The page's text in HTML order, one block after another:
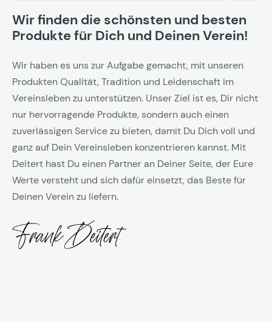
Wir finden die schönsten und besten
Produkte für Dich und Deinen Verein!
Wir haben es uns zur Aufgabe gemacht, mit unseren
Produkten Qualität, Tradition und Leidenschaft im
Vereinsleben zu unterstützen. Unser Ziel ist es, Dir nicht
nur hervorragende Produkte, sondern auch einen
zuverlässigen Service zu bieten, damit Du Dich voll und
ganz auf Dein Vereinsleben konzentrieren kannst. Mit
Deitert hast Du einen Partner an Deiner Seite, der Eure
Werte versteht und sich dafür einsetzt, das Beste für
Deinen Verein zu liefern.